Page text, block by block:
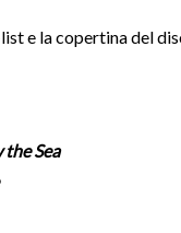
e la copertina del
Sea